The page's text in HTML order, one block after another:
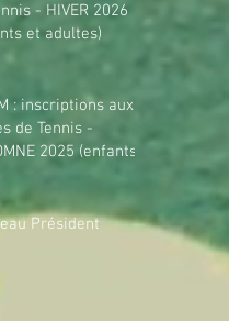
- HIVER 2026
et adultes)
: inscriptions aux
de Tennis -
2025 (enfants)
Président